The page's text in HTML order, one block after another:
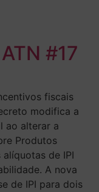
#17
fiscais
modifica a
ao alterar a
Produtos
de IPI
A nova
de IPI para dois